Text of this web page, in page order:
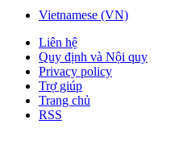
Vietnamese (VN)
Liên hệ
Quy định và Nội quy
Privacy policy
Trợ giúp
Trang chủ
RSS